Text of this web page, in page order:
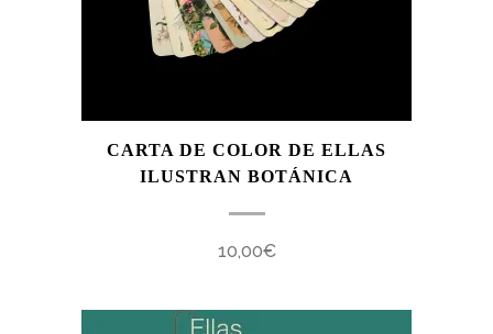
CARTA DE COLOR DE ELLAS
ILUSTRAN BOTÁNICA
10,00€